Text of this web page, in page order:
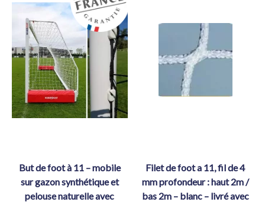
but de foot à 11 – mobile
sur gazon synthétique et
pelouse naturelle avec
filet de foot a 11, fil de 4
mm profondeur : haut 2m /
bas 2m – blanc – livré avec